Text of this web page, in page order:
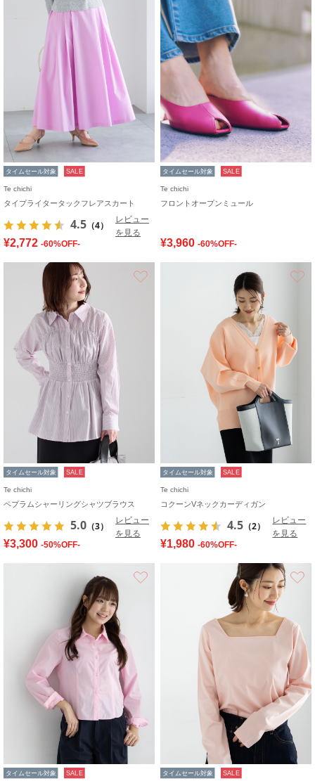
タイムセール対象 SALE
Te chichi
タイプライタータックフレアスカート
4.5 （4）
レビュー
を見る
¥2,772 -60%OFF-
タイムセール対象 SALE
Te chichi
フロントオープンミュール
¥3,960 -60%OFF-
タイムセール対象 SALE
Te chichi
ペプラムシャーリングシャツブラウス
5.0 （3）
レビュー
を見る
¥3,300 -50%OFF-
タイムセール対象 SALE
Te chichi
コクーンVネックカーディガン
4.5 （2）
レビュー
を見る
¥1,980 -60%OFF-
タイムセール対象 SALE タイムセール対象 SALE